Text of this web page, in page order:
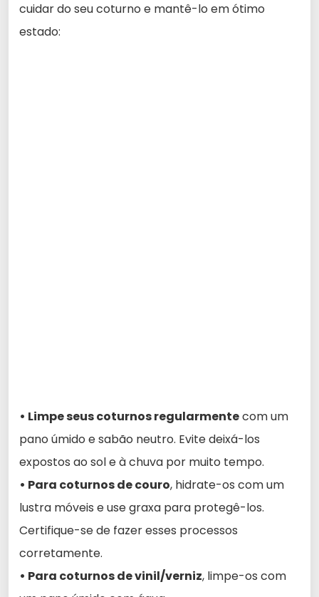
cuidar do seu coturno e mantê-lo em ótimo
estado:
• Limpe seus coturnos regularmentecom um
pano úmido e sabão neutro. Evite deixá-los
expostos ao sol e à chuva por muito tempo.
• Para coturnos de couro, hidrate-os com um
lustra móveis e use graxa para protegê-los.
Certifique-se de fazer esses processos
corretamente.
• Para coturnos de vinil/verniz, limpe-os com